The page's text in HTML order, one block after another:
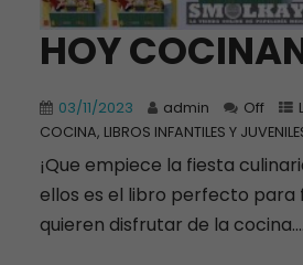
HOY
03/11/2023 admin Off
COCINA, LIBROS INFANTILES Y
¡Que empiece la fiesta
ellos es el libro perfecto para
quieren disfrutar de la cocina....